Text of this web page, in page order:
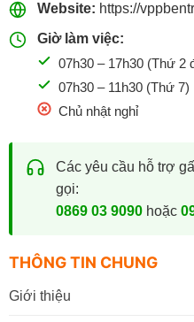
Website: https://
Giờ làm việc:
07h30 – 17h30 (Thứ 2
07h30 – 11h30 (Thứ 7)
Chủ nhật nghỉ
Các yêu cầu hỗ trợ
gọi:
0869 03 9090hoặc
THÔNG TIN CHUNG
Giới thiệu